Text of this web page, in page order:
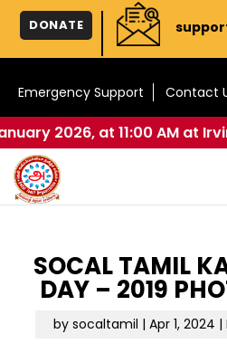
DONATE
Emergency Support Contact
Irvine Regional Park, 1
SOCAL TAMIL
DAY – 2019
by socaltamil | Apr 1, 2024 |